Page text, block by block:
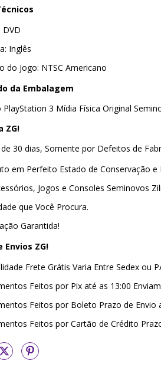
DVD
Inglês
do Jogo: NTSC Americano
da Embalagem
PlayStation 3 Mídia Física Original
ZG!
30 dias, Somente por Defeitos de
em Perfeito Estado de Conservação e
Jogos e Consoles Seminovos
que Você Procura.
Garantida!
Envios ZG!
Frete Grátis Varia Entre Sedex ou
Feitos por Pix até as 13:00
Feitos por Boleto Prazo de
Feitos por Cartão de Crédito